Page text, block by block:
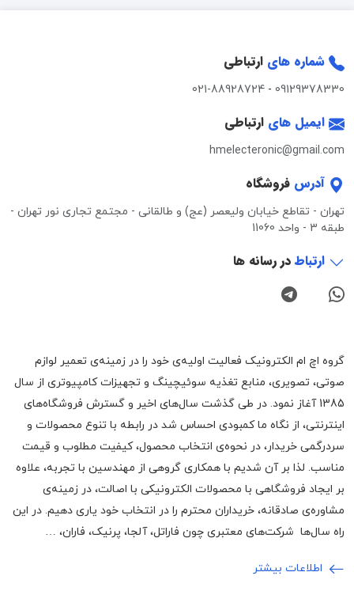
شماره های ارتباطی
09129378330
-
021-88928724
ایمیل های ارتباطی
hmelecteronic@gmail.com
آدرس فروشگاه
تهران - تقاطع خیابان ولیعصر (عج) و طالقانی - مجتمع تجاری نور تهران -
طبقه 3 - واحد 11060
ارتباطدر رسانه ها
گروه اچ ام الکترونیک فعالیت اولیه‌ی خود را در زمینه‌‌ی تعمیر لوازم
صوتی، تصویری، منابع تغذیه سوئیچینگ و تجهیزات کامپیوتری از سال
1385 آغاز نمود. در طی گذشت سال‌های اخیر و گسترش فروشگاه‌های
اینترنتی، از نگاه ما کمبودی احساس شد در رابطه با تنوع محصولات و
سردرگمی خریدار، در نحوه‌ی انتخاب محصول، کیفیت مطلوب و قیمت
مناسب. لذا بر آن شدیم با همکاری گروهی از مهندسین با تجربه، علاوه
بر ایجاد فروشگاهی با محصولات الکترونیکی با اصالت، در زمینه‌ی
مشاوره‌ی صادقانه، خریداران محترم را در انتخاب خود یاری دهیم. در این
راه سال‌ها شرکت‌های معتبری چون فاراتل، آلجا، پرنیک، فاران، …
اطلاعات بیشتر